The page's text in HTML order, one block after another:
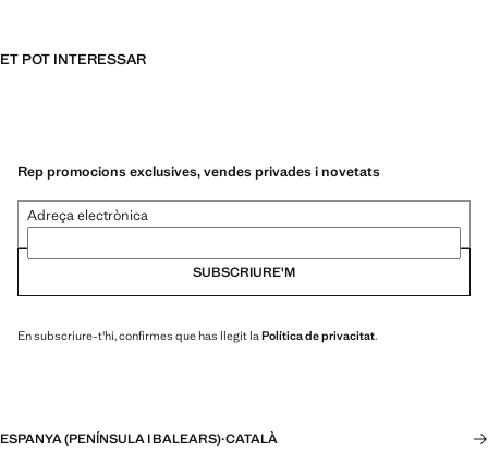
ET POT INTERESSAR
Rep promocions exclusives, vendes privades i novetats
Adreça electrònica
SUBSCRIURE'M
En subscriure-t'hi, confirmes que has llegit la Política de privacitat.
ESPANYA (PENÍNSULA I BALEARS)·CATALÀ